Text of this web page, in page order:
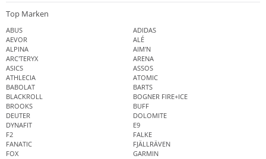
Top Marken
ABUS
ADIDAS
AEVOR
ALÉ
ALPINA
AIM'N
ARC'TERYX
ARENA
ASICS
ASSOS
ATHLECIA
ATOMIC
BABOLAT
BARTS
BLACKROLL
BOGNER FIRE+ICE
BROOKS
BUFF
DEUTER
DOLOMITE
DYNAFIT
E9
F2
FALKE
FANATIC
FJÄLLRÄVEN
FOX
GARMIN